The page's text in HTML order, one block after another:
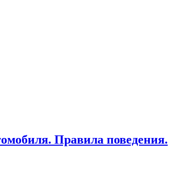
Правила поведения.